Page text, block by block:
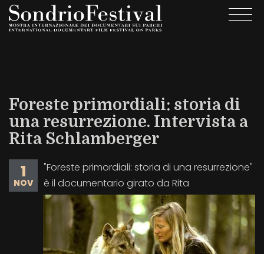
Salta
Foreste primordiali: storia di
una resurrezione. Intervista a
Rita Schlamberger
1
NOV
"Foreste primordiali: storia di una resurrezione"
è il documentario girato da Rita